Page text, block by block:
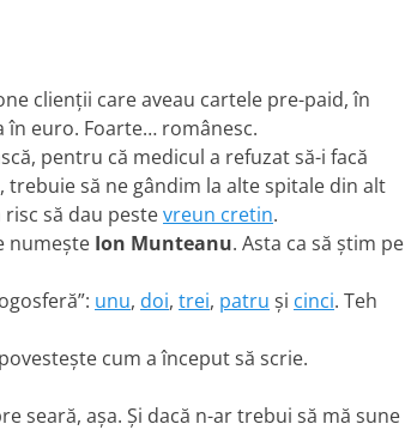
clienţii care aveau cartele pre-paid, în
în euro. Foarte… românesc.
pentru că medicul a refuzat să-i facă
trebuie să ne gândim la alte spitale din alt
să dau pestevreun cretin.
numeşte Ion Munteanu. Asta ca să ştim pe
unu, doi, trei, patru şi cinci. Teh
cum a început să scrie.
seară, aşa. Şi dacă n-ar trebui să mă sune